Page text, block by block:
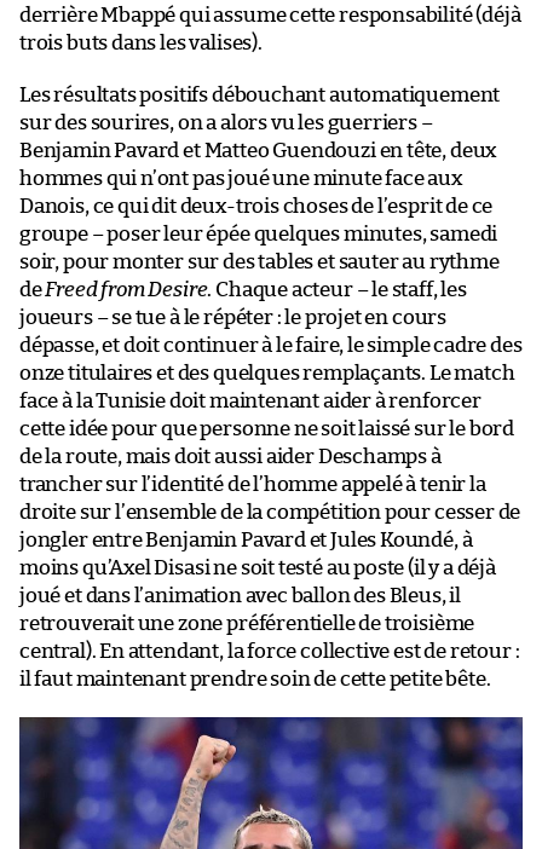
derrière Mbappé qui assume cette responsabilité (déjà
trois buts dans les valises).
Les résultats positifs débouchant automatiquement
sur des sourires, on a alors vu les guerriers –
Benjamin Pavard et Matteo Guendouzi en tête, deux
hommes qui n’ont pas joué une minute face aux
Danois, ce qui dit deux-trois choses de l’esprit de ce
groupe – poser leur épée quelques minutes, samedi
soir, pour monter sur des tables et sauter au rythme
deFreed from Desire. Chaque acteur – le staff, les
joueurs – se tue à le répéter : le projet en cours
dépasse, et doit continuer à le faire, le simple cadre des
onze titulaires et des quelques remplaçants. Le match
face à la Tunisie doit maintenant aider à renforcer
cette idée pour que personne ne soit laissé sur le bord
de la route, mais doit aussi aider Deschamps à
trancher sur l’identité de l’homme appelé à tenir la
droite sur l’ensemble de la compétition pour cesser de
jongler entre Benjamin Pavard et Jules Koundé, à
moins qu’Axel Disasi ne soit testé au poste (il y a déjà
joué et dans l’animation avec ballon des Bleus, il
retrouverait une zone préférentielle de troisième
central). En attendant, la force collective est de retour :
il faut maintenant prendre soin de cette petite bête.